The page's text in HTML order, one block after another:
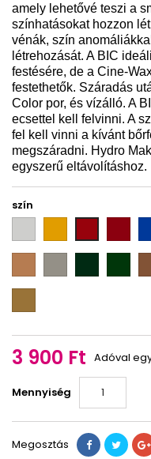
amely lehetővé teszi a
színhatásokat hozzon
vénák, szín
létrehozását. A BIC
festésére, de a Cine-
festethetők. Száradás
Color por, és vízálló. A
ecsettel kell felvinni. A
fel kell vinni a kívánt
megszáradni. Hydro
egyszerű eltávolításhoz.
szín
w
7
gold
3 900 Ft Adóval
Mennyiség
Megosztás